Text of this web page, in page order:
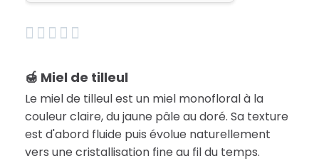
    
🍯 Miel de tilleul
Le miel de tilleul est un miel monofloral à la
couleur claire, du jaune pâle au doré. Sa texture
est d'abord fluide puis évolue naturellement
vers une cristallisation fine au fil du temps.